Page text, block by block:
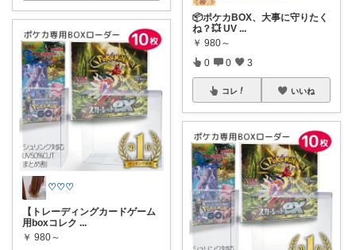
♡♡♡
【トレーディングカードゲーム
用boxコレク ...
￥ 980～
📦ポケカBOX、大事に守りたく
ね？💥 UV ...
￥ 980～
0 0 3
コレ いいね